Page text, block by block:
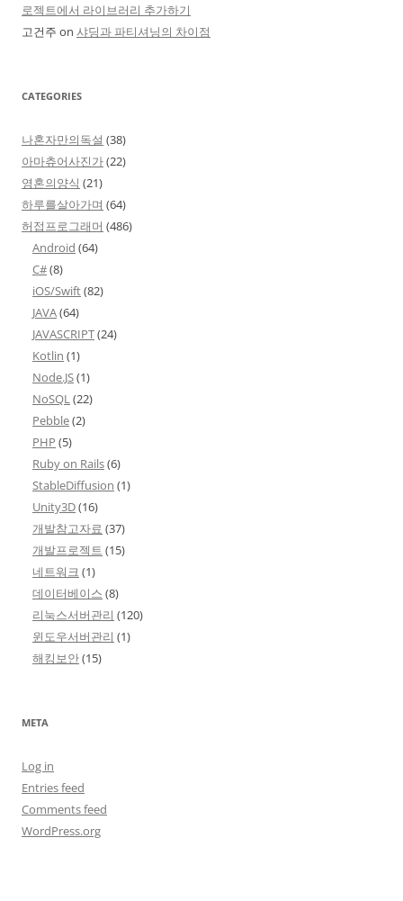
로젝트에서 라이브러리 추가하기
고건주 on 샤딩과 파티셔닝의 차이점
CATEGORIES
나혼자만의독설 (38)
아마츄어사진가(22)
영혼의양식 (21)
하루를살아가며 (64)
허접프로그래머 (486)
Android (64)
C#(8)
iOS/Swift(82)
JAVA(64)
JAVASCRIPT(24)
Kotlin (1)
Node.JS(1)
NoSQL(22)
Pebble(2)
PHP (5)
Ruby on Rails(6)
StableDiffusion (1)
Unity3D(16)
개발참고자료 (37)
개발프로젝트 (15)
네트워크 (1)
데이터베이스 (8)
리눅스서버관리 (120)
윈도우서버관리 (1)
해킹보안(15)
META
Log in
Entries feed
Comments feed
WordPress.org